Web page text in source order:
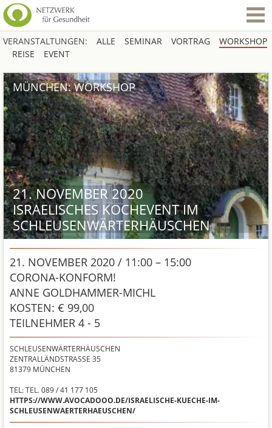
VERANSTALTUNGEN: ALLE SEMINAR VORTRAG
WORKSHOP
REISE
EVENT
21. NOVEMBER 2020
ISRAELISCHES KOCHEVENT IM
SCHLEUSENWÄRTERHÄUSCHEN
MÜNCHEN: WORKSHOP
21. NOVEMBER 2020 / 11:00 – 15:00
CORONA-KONFORM!
ANNE GOLDHAMMER-MICHL
KOSTEN: € 99,00
TEILNEHMER 4 - 5
SCHLEUSENWÄRTERHÄUSCHEN
ZENTRALLÄNDSTRASSE 35
81379 MÜNCHEN
TEL: TEL. 089 / 41 177 105
HTTPS://WWW.AVOCADOOO.DE/ISRAELISCHE-KUECHE-IM-
SCHLEUSENWAERTERHAEUSCHEN/